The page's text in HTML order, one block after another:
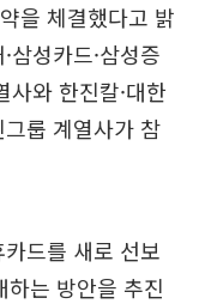
을 체결했다고 밝
삼성카드·삼성증
사와 한진칼·대한
그룹 계열사가 참
드를 새로 선보
는 방안을 추진